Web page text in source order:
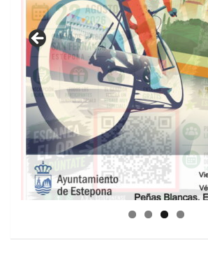
GUIA DE INSTALACIONES DEPORTIVAS